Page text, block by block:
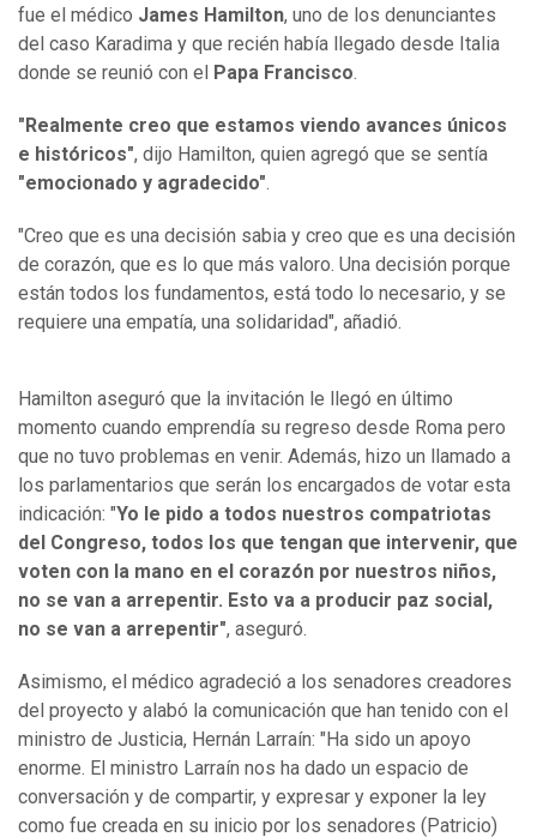
fue el médico James Hamilton, uno de los denunciantes
del caso Karadima y que recién había llegado desde Italia
donde se reunió con el
Papa Francisco.
"Realmente creo que estamos viendo avances únicos
e históricos", dijo Hamilton, quien agregó que se sentía
"emocionado y agradecido".
"Creo que es una decisión sabia y creo que es una decisión
de corazón, que es lo que más valoro. Una decisión porque
están todos los fundamentos, está todo lo necesario, y se
requiere una empatía, una solidaridad", añadió.
Hamilton aseguró que la invitación le llegó en último
momento cuando emprendía su regreso desde Roma pero
que no tuvo problemas en venir. Además, hizo un llamado a
los parlamentarios que serán los encargados de votar esta
indicación: "Yo le pido a todos nuestros compatriotas
del Congreso, todos los que tengan que intervenir, que
voten con la mano en el corazón por nuestros niños,
no se van a arrepentir. Esto va a producir paz social,
no se van a arrepentir", aseguró.
Asimismo, el médico agradeció a los senadores creadores
del proyecto y alabó la comunicación que han tenido con el
ministro de Justicia, Hernán Larraín: "Ha sido un apoyo
enorme. El ministro Larraín nos ha dado un espacio de
conversación y de compartir, y expresar y exponer la ley
como fue creada en su inicio por los senadores (Patricio)